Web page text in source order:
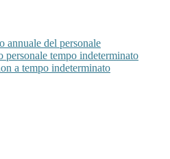
annuale del personale
personale tempo indeterminato
a tempo indeterminato